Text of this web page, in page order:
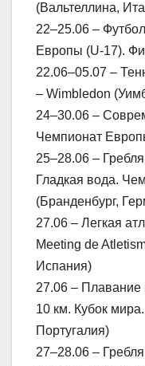
(Вальтеллина,
22–25.06 –
Европы (U-17).
22.06–05.07 –
– Wimbledon
24–30.06 –
Чемпионат
25–28.06 –
Гладкая вода.
(Бранденбург,
27.06 – Легкая
Meeting de
Испания)
27.06 –
10 км. Кубок
Португалия)
27–28.06 –